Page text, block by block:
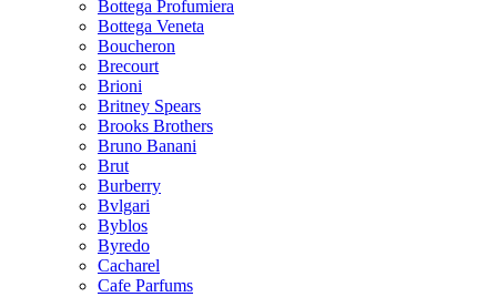
Bottega Profumiera
Bottega Veneta
Boucheron
Brecourt
Brioni
Britney Spears
Brooks Brothers
Bruno Banani
Brut
Burberry
Bvlgari
Byblos
Byredo
Cacharel
Cafe Parfums